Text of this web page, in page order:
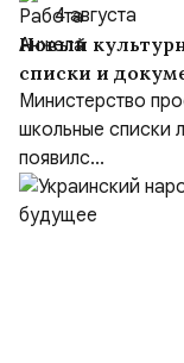
4 августа
Новый
списки и
формируют
Министерство
школьные списки
появилс...